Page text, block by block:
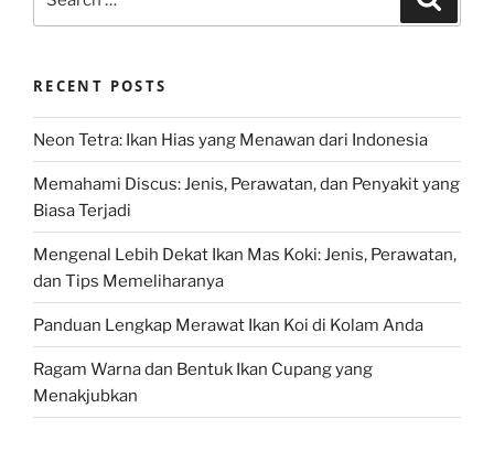
RECENT POSTS
Neon Tetra: Ikan Hias yang Menawan dari Indonesia
Memahami Discus: Jenis, Perawatan, dan Penyakit yang
Biasa Terjadi
Mengenal Lebih Dekat Ikan Mas Koki: Jenis, Perawatan,
dan Tips Memeliharanya
Panduan Lengkap Merawat Ikan Koi di Kolam Anda
Ragam Warna dan Bentuk Ikan Cupang yang
Menakjubkan